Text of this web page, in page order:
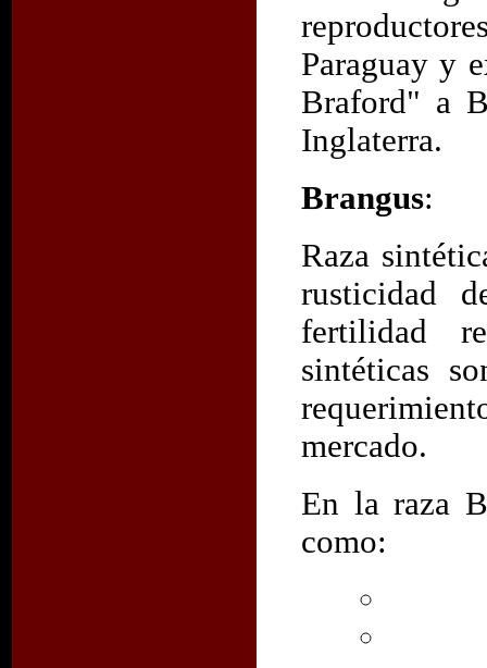
Paraguay y
Braford" a
Inglaterra.
Brangus:
Raza
rusticidad
fertilidad
sintéticas
mercado.
En la raza
como: